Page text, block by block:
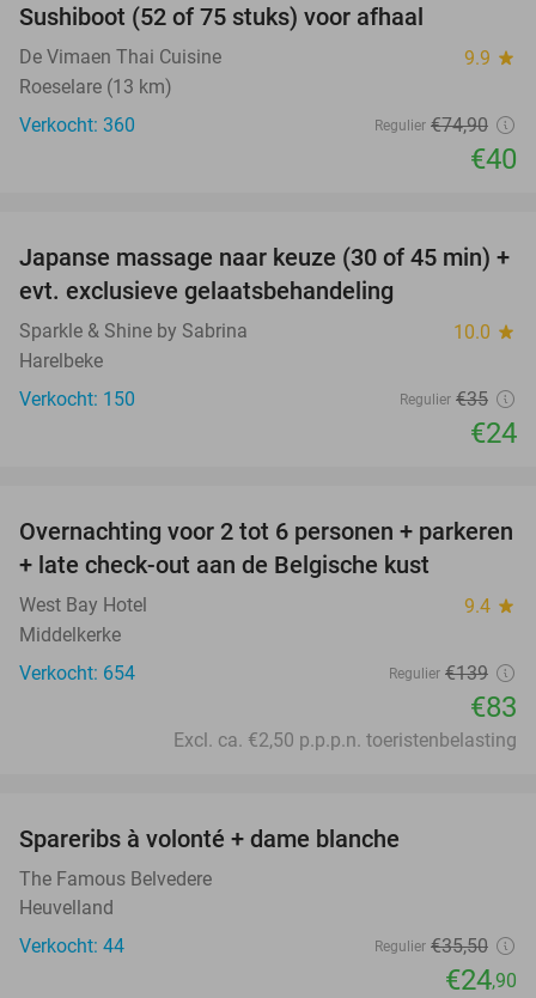
Sushiboot (52 of 75 stuks) voor afhaal
De Vimaen Thai Cuisine 9.9 star
Roeselare (13 km)
Verkocht: 360
Regulier €74,90
€40
31%
Japanse massage naar keuze (30 of 45 min) +
evt. exclusieve gelaatsbehandeling
Sparkle & Shine by Sabrina 10.0 star
Harelbeke
Verkocht: 150
Regulier €35
€24
40%
Overnachting voor 2 tot 6 personen + parkeren
+ late check-out aan de Belgische kust
West Bay Hotel 9.4 star
Middelkerke
Verkocht: 654
Regulier €139
€83
Excl. ca. €2,50 p.p.p.n. toeristenbelasting
Spareribs à volonté + dame blanche
The Famous Belvedere
Heuvelland
Verkocht: 44
Regulier €35,50
€24,90